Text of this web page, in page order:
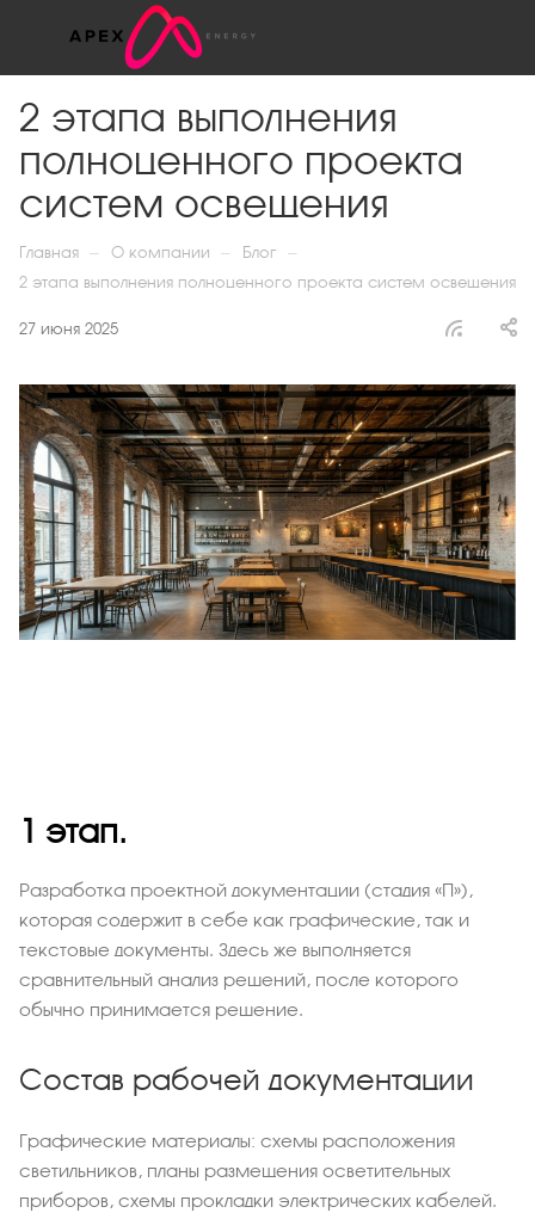
2 этапа выполнения
полноценного проекта
систем освещения
Главная — О компании — Блог —
2 этапа выполнения полноценного проекта систем освещения
27 июня 2025
1 этап.
Разработка проектной документации (стадия «П»),
которая содержит в себе как графические, так и
текстовые документы. Здесь же выполняется
сравнительный анализ решений, после которого
обычно принимается решение.
Состав рабочей документации
Графические материалы: схемы расположения
светильников, планы размещения осветительных
приборов, схемы прокладки электрических кабелей.